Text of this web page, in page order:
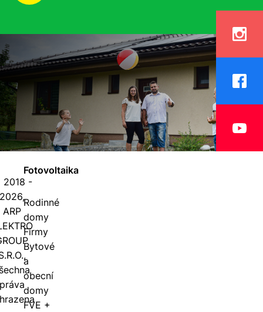
Fotovoltaika
Rodinné
domy
Firmy
Bytové
a
obecní
domy
FVE +
-
ARP